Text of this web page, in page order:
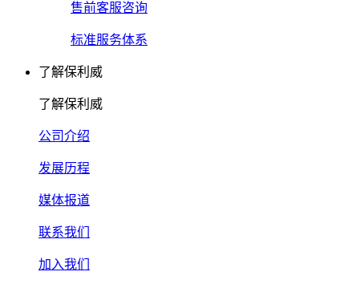
售前客服咨询
标准服务体系
了解保利威
了解保利威
公司介绍
发展历程
媒体报道
联系我们
加入我们